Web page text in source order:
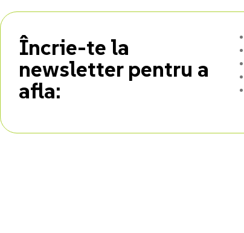
Încrie-te la
newsletter pentru a
afla: